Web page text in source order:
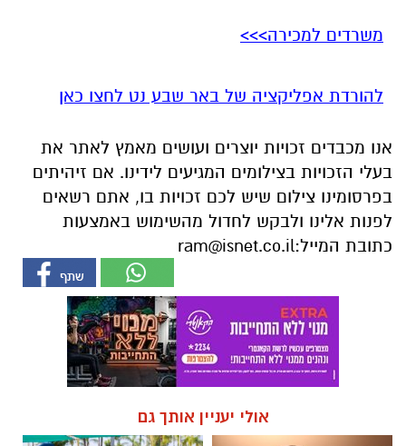
משרדים למכירה>>>
להורדת אפליקציה של באר שבע נט לחצו כאן
אנו מכבדים זכויות יוצרים ועושים מאמץ לאתר את
בעלי הזכויות בצילומים המגיעים לידינו. אם זיהיתים
בפרסומינו צילום שיש לכם זכויות בו, אתם רשאים
לפנות אלינו ולבקש לחדול מהשימוש באמצעות
כתובת המייל:ram@isnet.co.il
אולי יעניין אותך גם